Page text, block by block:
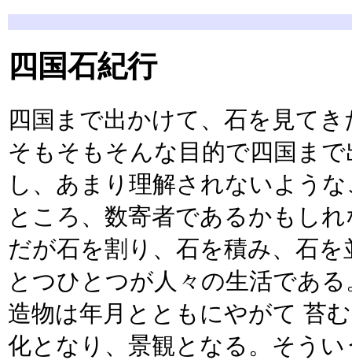
四国石紀行
四国まで出かけて、石を見てき
そもそもそんな目的で四国ま
し、あまり理解されないよう
ところ、数寄者であるかもし
だが石を割り、石を積み、石
とつひとつが人々の生活であ
造物は年月とともにやがて 苔
化となり、景観となる。そう